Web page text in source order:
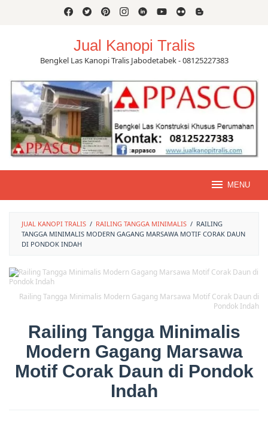
Jual Kanopi Tralis
Bengkel Las Kanopi Tralis Jabodetabek - 08125227383
MENU
JUAL KANOPI TRALIS / RAILING TANGGA MINIMALIS / RAILING
TANGGA MINIMALIS MODERN GAGANG MARSAWA MOTIF CORAK DAUN
DI PONDOK INDAH
Railing Tangga Minimalis Modern Gagang Marsawa Motif Corak Daun di
Pondok Indah
Railing Tangga Minimalis
Modern Gagang Marsawa
Motif Corak Daun di Pondok
Indah